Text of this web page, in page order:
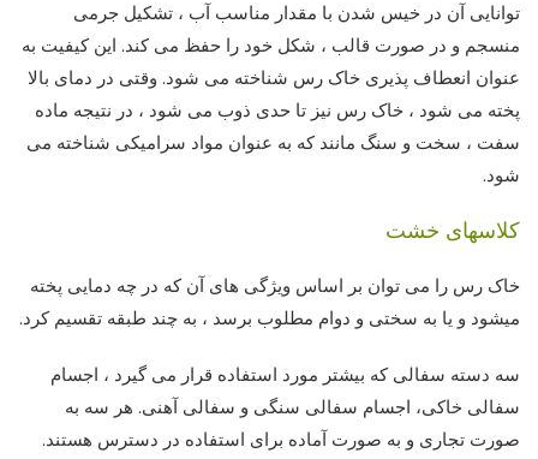
توانایی آن در خیس شدن با مقدار مناسب آب ، تشکیل جرمی
منسجم و در صورت قالب ، شکل خود را حفظ می کند. این کیفیت به
عنوان انعطاف پذیری خاک رس شناخته می شود. وقتی در دمای بالا
پخته می شود ، خاک رس نیز تا حدی ذوب می شود ، در نتیجه ماده
سفت ، سخت و سنگ مانند که به عنوان مواد سرامیکی شناخته می
شود.
کلاسهای خشت
خاک رس را می توان بر اساس ویژگی های آن که در چه دمایی پخته
میشود و یا به سختی و دوام مطلوب برسد ، به چند طبقه تقسیم کرد.
سه دسته سفالی که بیشتر مورد استفاده قرار می گیرد ، اجسام
سفالی خاکی، اجسام سفالی سنگی و سفالی آهنی. هر سه به
صورت تجاری و به صورت آماده برای استفاده در دسترس هستند.